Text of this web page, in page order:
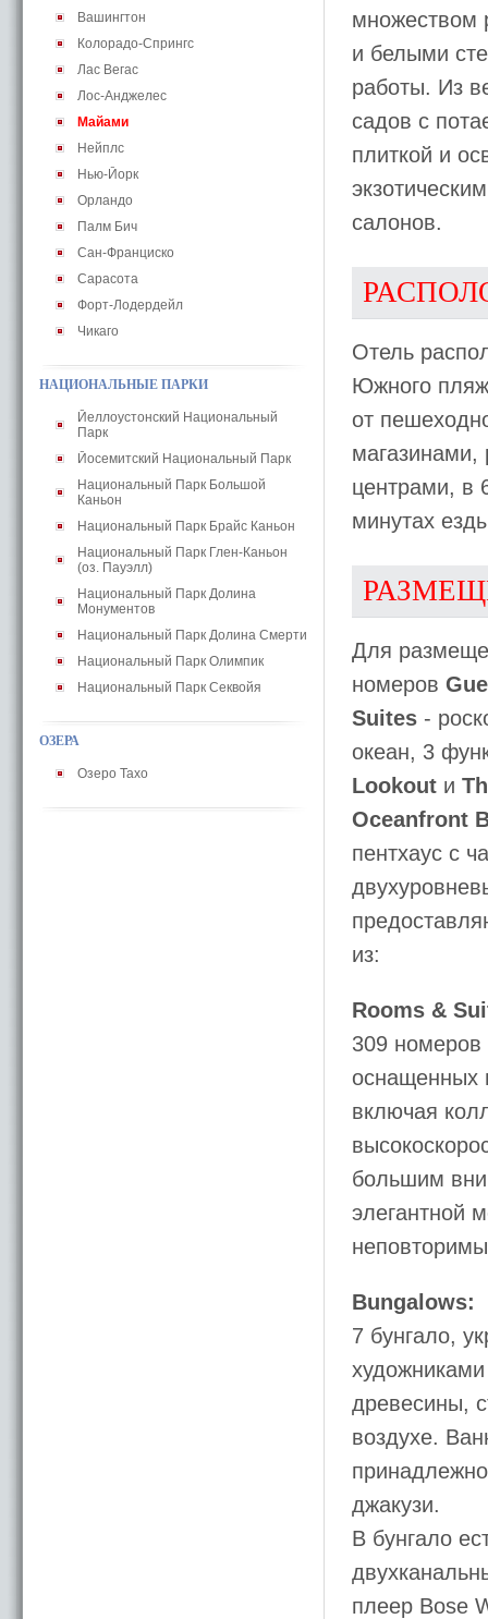
Вашингтон
Колорадо-Спрингс
Лас Вегас
Лос-Анджелес
Майами
Нейплс
Нью-Йорк
Орландо
Палм Бич
Сан-Франциско
Сарасота
Форт-Лодердейл
Чикаго
НАЦИОНАЛЬНЫЕ ПАРКИ
Йеллоустонский Национальный
Парк
Йосемитский Национальный Парк
Национальный Парк Большой
Каньон
Национальный Парк Брайс Каньон
Национальный Парк Глен-Каньон
(оз. Пауэлл)
Национальный Парк Долина
Монументов
Национальный Парк Долина Смерти
Национальный Парк Олимпик
Национальный Парк Секвойя
ОЗЕРА
Озеро Тахо
множеством
и белыми
работы. Из
садов с
плиткой и
салонов.
Отель
Южного
от
магазинами,
центрами, в
минутах
Для
номеров
Suites -
океан, 3
Lookout и
Oceanfront
пентхаус с
из:
Rooms &
309
оснащенных
включая
большим
элегантной
Bungalows:
7 бунгало,
древесины,
воздухе.
джакузи.
В бунгало
плеер Bose